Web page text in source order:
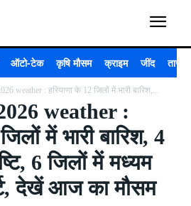
ऑटो-टेक कृषि मौसम क्राइम जींद ताजा
weather : हरियाणा के 12 जिलों में भारी बारिश,...
weather :
में भारी बारिश, 4
6 जिलों में मध्यम
देखें आज का मौसम